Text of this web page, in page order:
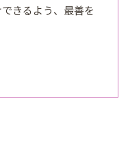
きるよう、最善を